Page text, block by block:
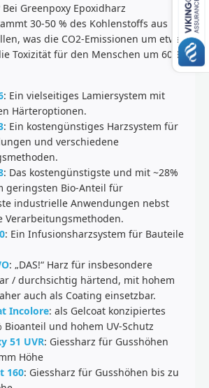
Greenpoxy Epoxidharz
30-50 % des Kohlenstoffs aus
was die CO2-Emissionen um etwa
Toxizität für den Menschen um 60 %
: Ein vielseitiges Lamiersystem mit
Härteroptionen.
: Ein kostengünstiges Harzsystem für
und verschiedene
: Das kostengünstigste und mit ~28%
geringsten Bio-Anteil für
industrielle Anwendungen nebst
Verarbeitungsmethoden.
: Ein Infusionsharzsystem für Bauteile
: „DAS!“ Harz für insbesondere
/ durchsichtig härtend, mit hohem
auch als Coating einsetzbar.
Incolore: als Gelcoat konzipiertes
Bioanteil und hohem UV-Schutz
51 UVR: Giessharz für Gusshöhen
Höhe
160: Giessharz für Gusshöhen bis zu